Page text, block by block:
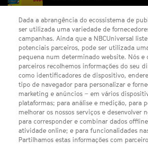
SEGUE-NOS
FACEBOOK
TWITTER
YOUTUBE
LINKS ÚTEIS
Escolhas de Anúncios
Política de privacidade
Dada a abrangência do ecossistema de
ser utilizada uma variedade de
campanhas. Ainda que a NBCUniversal
potenciais parceiros, pode ser utilizada
pequena num determinado website. Nós e
parceiros recolhemos informações do seu
como identificadores de dispositivo,
tipo de navegador para personalizar e
marketing e anúncios – em vários
plataformas; para análise e medição, para
melhorar os nossos serviços e desenvolver
para corresponder e combinar dados
atividade online; e para funcionalidades
Partilhamos estas informações com